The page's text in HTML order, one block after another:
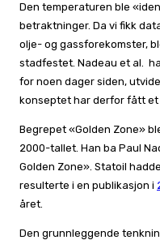
Den temperaturen ble
betraktninger. Da vi fikk
olje- og gassforekomster,
stadfestet. Nadeau et al.
for noen dager siden,
konseptet har derfor fått
Begrepet «Golden Zone»
2000-tallet. Han ba Paul
Golden Zone». Statoil
resulterte i en publikasjon i
året.
Den grunnleggende